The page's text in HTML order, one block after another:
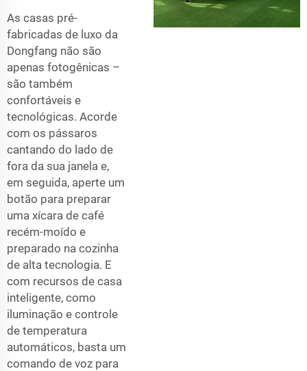
As casas pré-
fabricadas de luxo da
Dongfang não são
apenas fotogênicas –
são também
confortáveis e
tecnológicas. Acorde
com os pássaros
cantando do lado de
fora da sua janela e,
em seguida, aperte um
botão para preparar
uma xícara de café
recém-moído e
preparado na cozinha
de alta tecnologia. E
com recursos de casa
inteligente, como
iluminação e controle
de temperatura
automáticos, basta um
comando de voz para